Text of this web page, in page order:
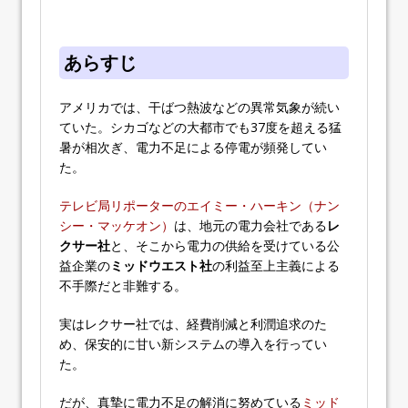
あらすじ
アメリカでは、干ばつ熱波などの異常気象が続い
ていた。シカゴなどの大都市でも37度を超える猛
暑が相次ぎ、電力不足による停電が頻発してい
た。
テレビ局リポーターのエイミー・ハーキン（ナン
シー・マッケオン） は、地元の電力会社であるレ
クサー社と、そこから電力の供給を受けている公
益企業のミッドウエスト社の利益至上主義による
不手際だと非難する。
実はレクサー社では、経費削減と利潤追求のた
め、保安的に甘い新システムの導入を行ってい
た。
だが、真摯に電力不足の解消に努めている ミッド